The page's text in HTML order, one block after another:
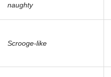
naughty
Scrooge-like